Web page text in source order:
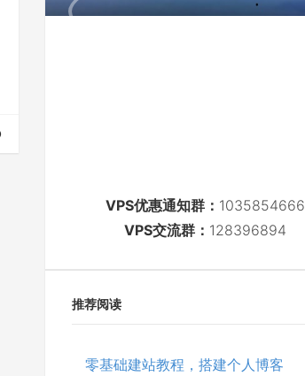
VPS优惠通知群： 1035854666
VPS交流群： 128396894
推荐阅读
零基础建站教程，搭建个人博客